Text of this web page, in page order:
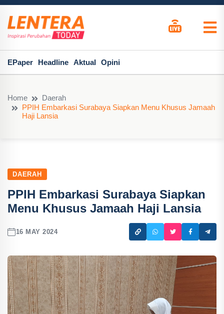
EPaper Headline Aktual Opini
Home
Daerah
PPIH Embarkasi Surabaya Siapkan Menu Khusus Jamaah
Haji Lansia
DAERAH
PPIH Embarkasi Surabaya Siapkan
Menu Khusus Jamaah Haji Lansia
16 MAY 2024